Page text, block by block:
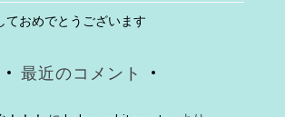
ておめでとうございます
最近のコメント